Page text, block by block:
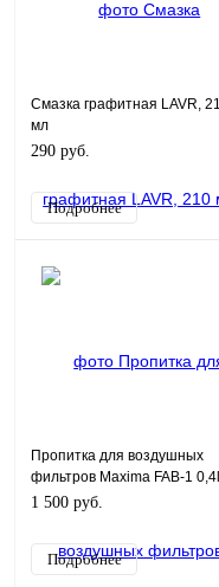
Смазка графитная LAVR,
мл
290 руб.
Подробнее
Пропитка для воздушных
фильтров Maxima FAB-1 0,4l
1 500 руб.
Подробнее